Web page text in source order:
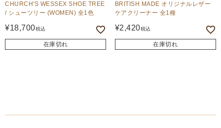
CHURCH'S WESSEX SHOE TREE
/ シューツリー (WOMEN) 全1色
¥18,700税込
在庫切れ
BRITISH MADE オリジナルレザー
ケアクリーナー 全1種
¥2,420税込
在庫切れ